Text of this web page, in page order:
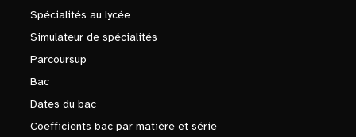
Spécialités au lycée
Simulateur de spécialités
Parcoursup
Bac
Dates du bac
Coefficients bac par matière et série